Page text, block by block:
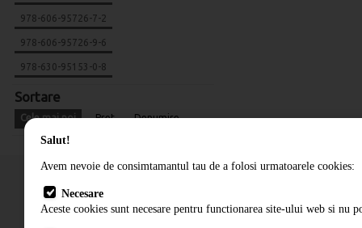
978-606-95726-7-2
978-606-95726-9-6
978-630-95153-0-8
Sortare
Cele mai noi Pret Denumire
Salut!
Avem nevoie de consimtamantul tau de a folosi urmatoarele cookies:
Necesare
Aceste cookies sunt necesare pentru functionarea site-ului web si nu